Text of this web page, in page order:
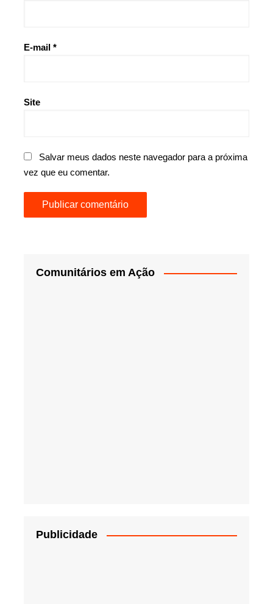
E-mail *
Site
Salvar meus dados neste navegador para a próxima
vez que eu comentar.
Comunitários em Ação
Publicidade